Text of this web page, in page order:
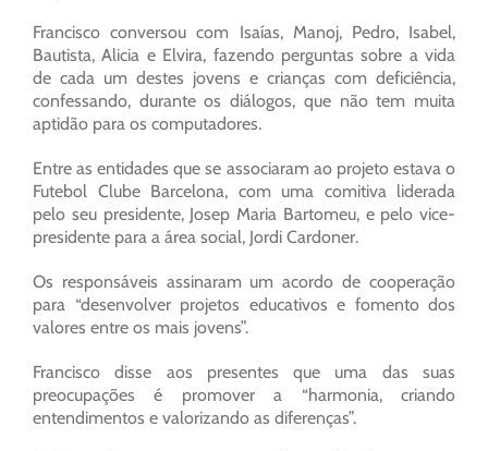
Francisco conversou com Isaías, Manoj, Pedro, Isabel,
Bautista, Alicia e Elvira, fazendo perguntas sobre a vida
de cada um destes jovens e crianças com deficiência,
confessando, durante os diálogos, que não tem muita
aptidão para os computadores.
Entre as entidades que se associaram ao projeto estava o
Futebol Clube Barcelona, com uma comitiva liderada
pelo seu presidente, Josep Maria Bartomeu, e pelo vice-
presidente para a área social, Jordi Cardoner.
Os responsáveis assinaram um acordo de cooperação
para “desenvolver projetos educativos e fomento dos
valores entre os mais jovens”.
Francisco disse aos presentes que uma das suas
preocupações é promover a “harmonia, criando
entendimentos e valorizando as diferenças”.